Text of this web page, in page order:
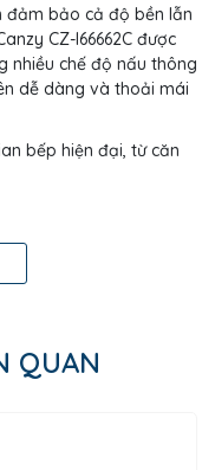
đảm bảo cả độ bền lẫn
CZ-I66662C được
nhiều chế độ nấu thông
dễ dàng và thoải mái
bếp hiện đại, từ căn
vệ mặt kính tốt hơn,
QUAN